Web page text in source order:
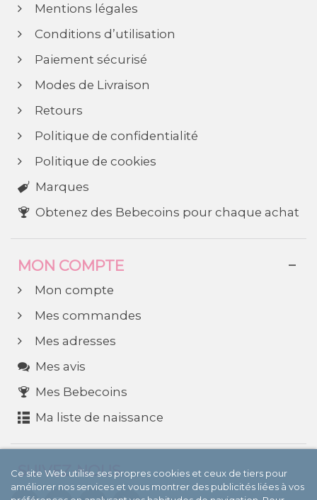
Mentions légales
Conditions d’utilisation
Paiement sécurisé
Modes de Livraison
Retours
Politique de confidentialité
Politique de cookies
Marques
Obtenez des Bebecoins pour chaque achat
MON COMPTE
Mon compte
Mes commandes
Mes adresses
Mes avis
Mes Bebecoins
Ma liste de naissance
SUIVEZ-NOUS
Ce site Web utilise ses propres cookies et ceux de tiers pour
améliorer nos services et vous montrer des publicités liées à vos